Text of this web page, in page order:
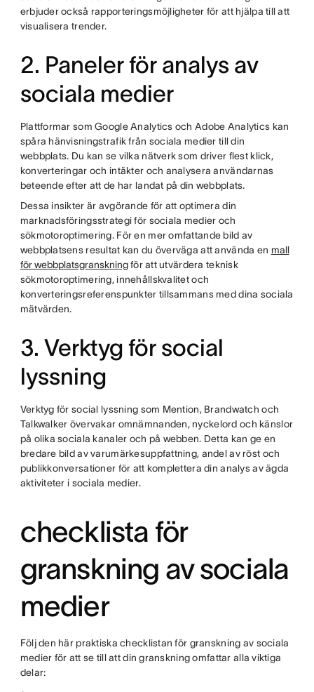
erbjuder också rapporteringsmöjligheter för att hjälpa till att
visualisera trender.
2. Paneler för analys av
sociala medier
Plattformar som Google Analytics och Adobe Analytics kan
spåra hänvisningstrafik från sociala medier till din
webbplats. Du kan se vilka nätverk som driver flest klick,
konverteringar och intäkter och analysera användarnas
beteende efter att de har landat på din webbplats.
Dessa insikter är avgörande för att optimera din
marknadsföringsstrategi för sociala medier och
sökmotoroptimering. För en mer omfattande bild av
webbplatsens resultat kan du överväga att använda en mall
för webbplatsgranskningför att utvärdera teknisk
sökmotoroptimering, innehållskvalitet och
konverteringsreferenspunkter tillsammans med dina sociala
mätvärden.
3. Verktyg för social
lyssning
Verktyg för social lyssning som Mention, Brandwatch och
Talkwalker övervakar omnämnanden, nyckelord och känslor
på olika sociala kanaler och på webben. Detta kan ge en
bredare bild av varumärkesuppfattning, andel av röst och
publikkonversationer för att komplettera din analys av ägda
aktiviteter i sociala medier.
checklista för
granskning av sociala
medier
Följ den här praktiska checklistan för granskning av sociala
medier för att se till att din granskning omfattar alla viktiga
delar: